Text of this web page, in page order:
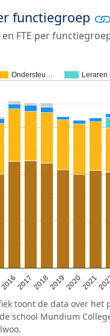
functiegroep
FTE per
Ondersteu…
201620172018201920202021
toont de data over het
school Mundium